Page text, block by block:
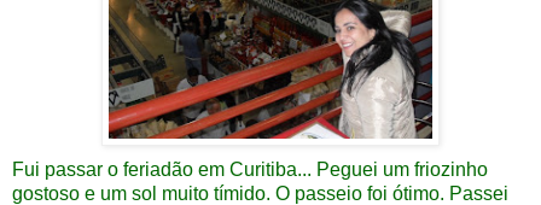
Fui passar o feriadão em Curitiba... Peguei um friozinho
gostoso e um sol muito tímido. O passeio foi ótimo. Passei